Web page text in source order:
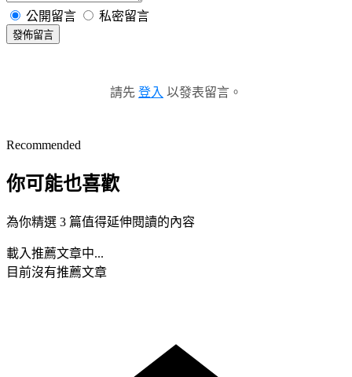
公開留言 私密留言
發佈留言
請先 登入 以發表留言。
Recommended
你可能也喜歡
為你精選 3 篇值得延伸閱讀的內容
載入推薦文章中...
目前沒有推薦文章